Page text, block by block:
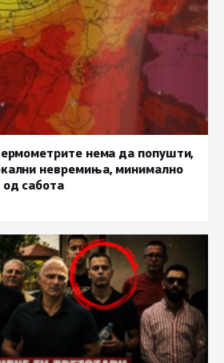
нема да попушти,
невремиња, минимално
сабота